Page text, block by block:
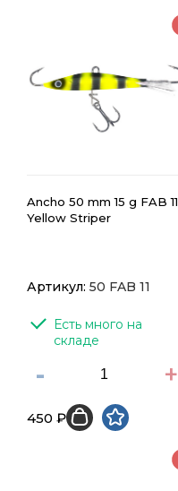
Ancho 50 mm 15 g FAB 11
Yellow Striper
Артикул: 50 FAB 11
Есть много на
складе
- +
450 ₽